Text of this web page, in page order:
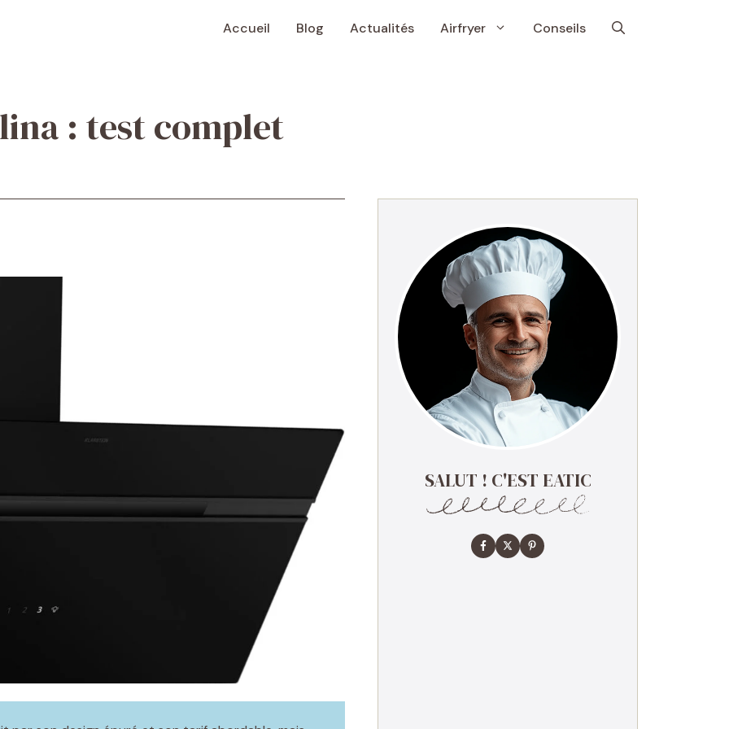
Accueil Blog Actualités Airfryer Conseils
: test complet
SALUT ! C'EST EATIC